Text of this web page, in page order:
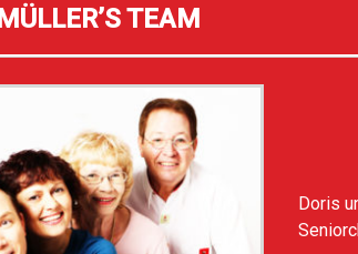
MÜLLER’S TEAM
Doris